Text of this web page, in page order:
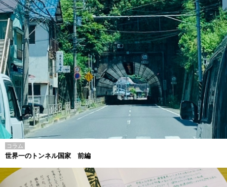
コラム
世界一のトンネル国家 前編